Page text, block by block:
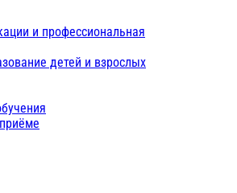
и профессиональная
детей и взрослых